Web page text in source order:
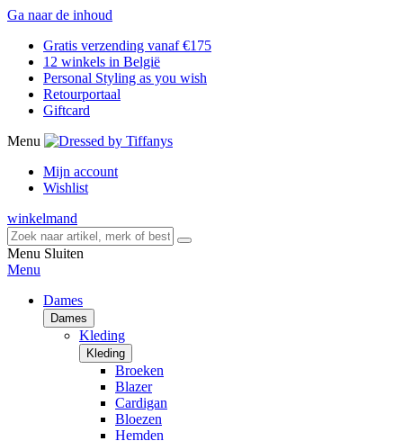
Ga naar de inhoud
Gratis verzending vanaf €175
12 winkels in België
Personal Styling as you wish
Retourportaal
Giftcard
Menu
Mijn account
Wishlist
winkelmand
Menu Sluiten
Menu
Dames
Dames
Kleding
Kleding
Broeken
Blazer
Cardigan
Bloezen
Hemden